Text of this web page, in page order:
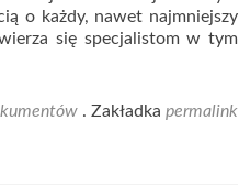
o każdy, nawet najmniejszy
się specjalistom w tym
. Zakładka permalink